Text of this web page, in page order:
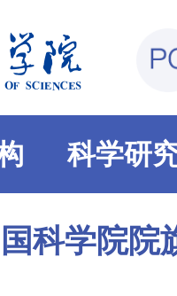
科学研
科学院院